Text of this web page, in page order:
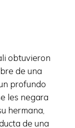
obtuvieron
de una
profundo
les negara
hermana,
de una